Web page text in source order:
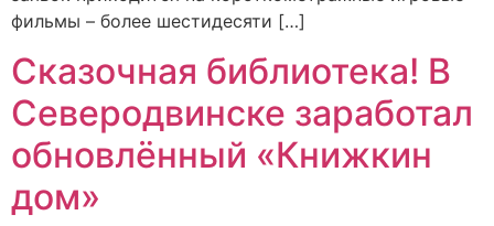
фильмы – более шестидесяти […]
Сказочная библиотека! В
Северодвинске заработал
обновлённый «Книжкин
дом»